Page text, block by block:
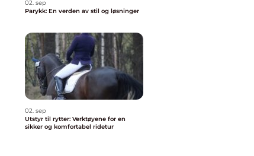
02. sep
Parykk: En verden av stil og løsninger
02. sep
Utstyr til rytter: Verktøyene for en
sikker og komfortabel ridetur